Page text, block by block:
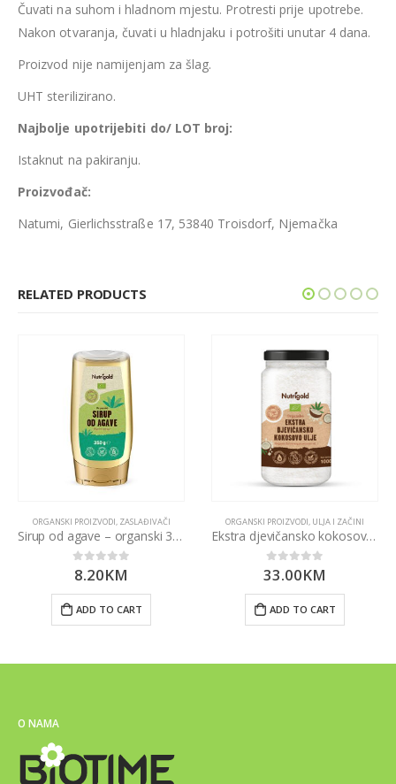
Čuvati na suhom i hladnom mjestu. Protresti prije upotrebe.
Nakon otvaranja, čuvati u hladnjaku i potrošiti unutar 4 dana.
Proizvod nije namijenjam za šlag.
UHT sterilizirano.
Najbolje upotrijebiti do/ LOT broj:
Istaknut na pakiranju.
Proizvođač:
Natumi, Gierlichsstraße 17, 53840 Troisdorf, Njemačka
RELATED PRODUCTS
ORGANSKI PROIZVODI, ZASLAĐIVAČI
Sirup od agave – organski 350g
0out of 5
8.20KM
ADD TO CART
ORGANSKI PROIZVODI, ULJA I ZAČINI
Ekstra djevičansko kokosovo ulje 1000ml
0out of 5
33.00KM
ADD TO CART
O NAMA